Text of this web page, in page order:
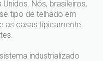
Nós, brasileiros,
tipo de telhado em
as casas tipicamente
industrializado